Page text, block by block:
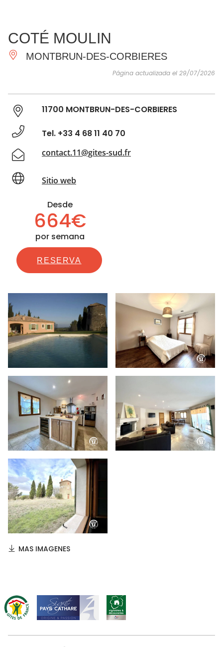
IMPRESCINDIBLES
HACER
COTÉ MOULIN
MONTBRUN-DES-CORBIERES
Página actualizada el 29/07/2026
11700 MONTBRUN-DES-CORBIERES
Tel. +33 4 68 11 40 70
contact.11@gites-sud.fr
Sitio web
Desde
664€
por semana
RESERVA
MAS IMAGENES